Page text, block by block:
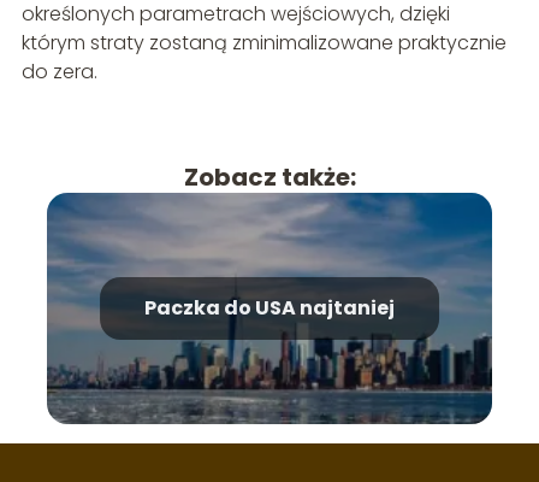
określonych parametrach wejściowych, dzięki
którym straty zostaną zminimalizowane praktycznie
do zera.
Zobacz także:
Paczka do USA najtaniej